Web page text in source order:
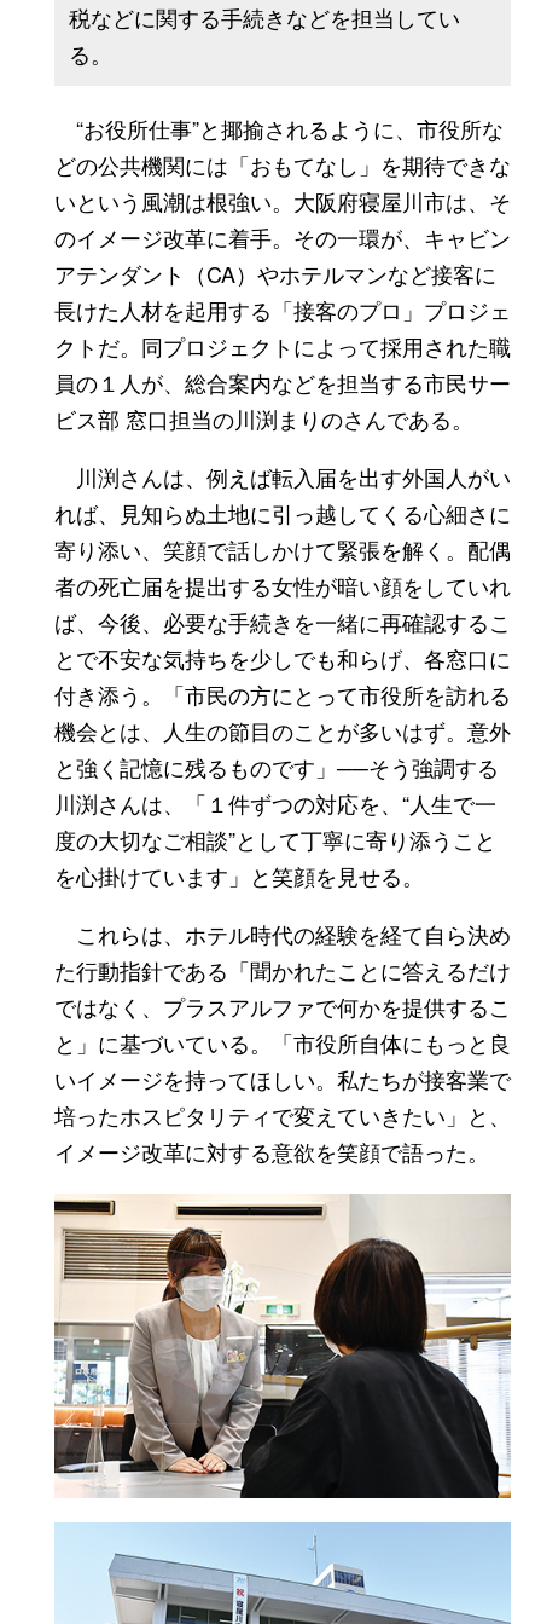
税などに関する手続きなどを担当してい
る。
“お役所仕事”と揶揄されるように、市役所な
どの公共機関には「おもてなし」を期待できな
いという風潮は根強い。大阪府寝屋川市は、そ
のイメージ改革に着手。その一環が、キャビン
アテンダント（CA）やホテルマンなど接客に
長けた人材を起用する「接客のプロ」プロジェ
クトだ。同プロジェクトによって採用された職
員の１人が、総合案内などを担当する市民サー
ビス部 窓口担当の川渕まりのさんである。
川渕さんは、例えば転入届を出す外国人がい
れば、見知らぬ土地に引っ越してくる心細さに
寄り添い、笑顔で話しかけて緊張を解く。配偶
者の死亡届を提出する女性が暗い顔をしていれ
ば、今後、必要な手続きを一緒に再確認するこ
とで不安な気持ちを少しでも和らげ、各窓口に
付き添う。「市民の方にとって市役所を訪れる
機会とは、人生の節目のことが多いはず。意外
と強く記憶に残るものです」──そう強調する
川渕さんは、「１件ずつの対応を、“人生で一
度の大切なご相談”として丁寧に寄り添うこと
を心掛けています」と笑顔を見せる。
これらは、ホテル時代の経験を経て自ら決め
た行動指針である「聞かれたことに答えるだけ
ではなく、プラスアルファで何かを提供するこ
と」に基づいている。「市役所自体にもっと良
いイメージを持ってほしい。私たちが接客業で
培ったホスピタリティで変えていきたい」と、
イメージ改革に対する意欲を笑顔で語った。